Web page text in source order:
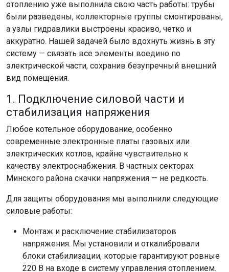
отоплению уже выполнила свою часть работы: трубы
были разведены, коллекторные группы смонтированы,
а узлы гидравлики выстроены красиво, четко и
аккуратно. Нашей задачей было вдохнуть жизнь в эту
систему — связать все элементы воедино по
электрической части, сохранив безупречный внешний
вид помещения.
1. Подключение силовой части и
стабилизация напряжения
Любое котельное оборудование, особенно
современные электронные платы газовых или
электрических котлов, крайне чувствительно к
качеству электроснабжения. В частных секторах
Минского района скачки напряжения — не редкость.
Для защиты оборудования мы выполнили следующие
силовые работы:
Монтаж и расключение стабилизаторов
напряжения. Мы установили и откалибровали
блоки стабилизации, которые гарантируют ровные
220 В на входе в систему управления отоплением.